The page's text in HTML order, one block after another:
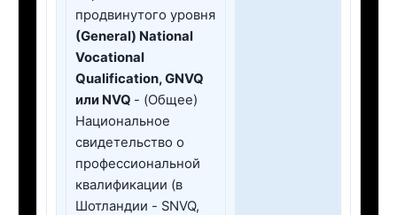
продвинутого уровня
(General) National
Vocational
Qualification, GNVQ
или NVQ - (Общее)
Национальное
свидетельство о
профессиональной
квалификации (в
Шотландии - SNVQ,